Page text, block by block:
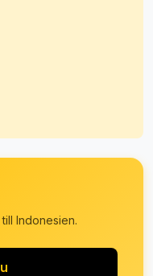
Indonesien.